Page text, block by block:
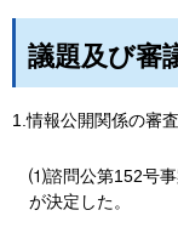
議題及び審
1.情報公開関係の審
⑴諮問公第152号事
が決定した。